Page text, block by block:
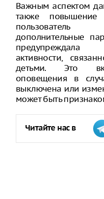
Важным аспектом
также повышение
пользователь
дополнительные
активности,
детьми. Это
оповещения в
выключена или
может быть
Читайте нас в